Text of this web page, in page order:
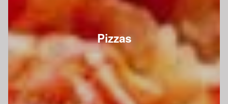
Pizzas